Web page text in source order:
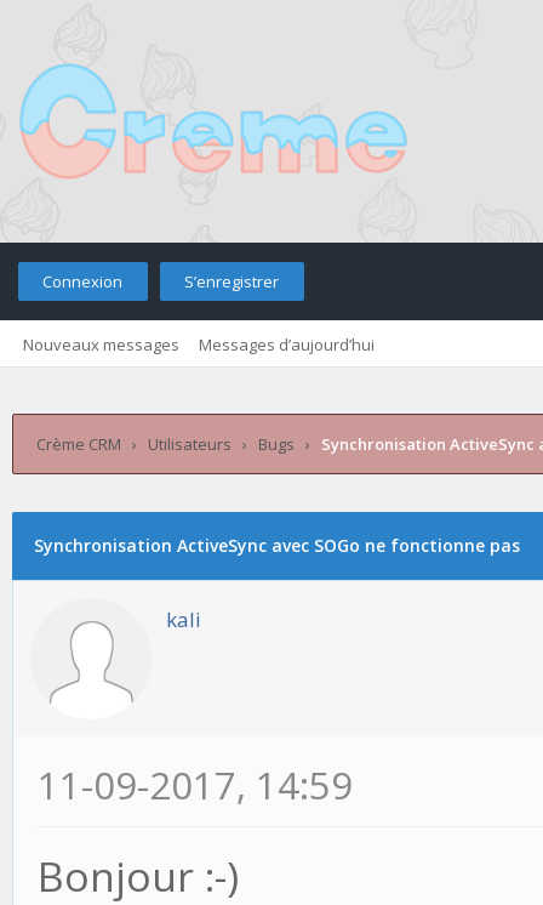
Connexion S’enregistrer
Nouveaux messages Messages d’aujourd’hui
Crème CRM › Utilisateurs › Bugs › Synchronisation ActiveSync
Synchronisation ActiveSync avec SOGo ne fonctionne pas
kali
11-09-2017, 14:59
Bonjour :-)